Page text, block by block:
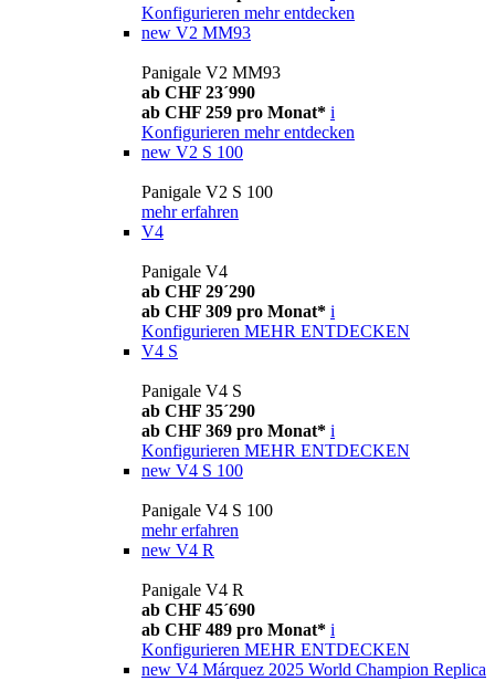
Konfigurieren mehr entdecken
new V2 MM93
Panigale V2 MM93
ab CHF 23´990
ab CHF 259 pro Monat* i
Konfigurieren mehr entdecken
new V2 S 100
Panigale V2 S 100
mehr erfahren
V4
Panigale V4
ab CHF 29´290
ab CHF 309 pro Monat* i
Konfigurieren MEHR ENTDECKEN
V4 S
Panigale V4 S
ab CHF 35´290
ab CHF 369 pro Monat* i
Konfigurieren MEHR ENTDECKEN
new V4 S 100
Panigale V4 S 100
mehr erfahren
new V4 R
Panigale V4 R
ab CHF 45´690
ab CHF 489 pro Monat* i
Konfigurieren MEHR ENTDECKEN
new V4 Márquez 2025 World Champion Replica